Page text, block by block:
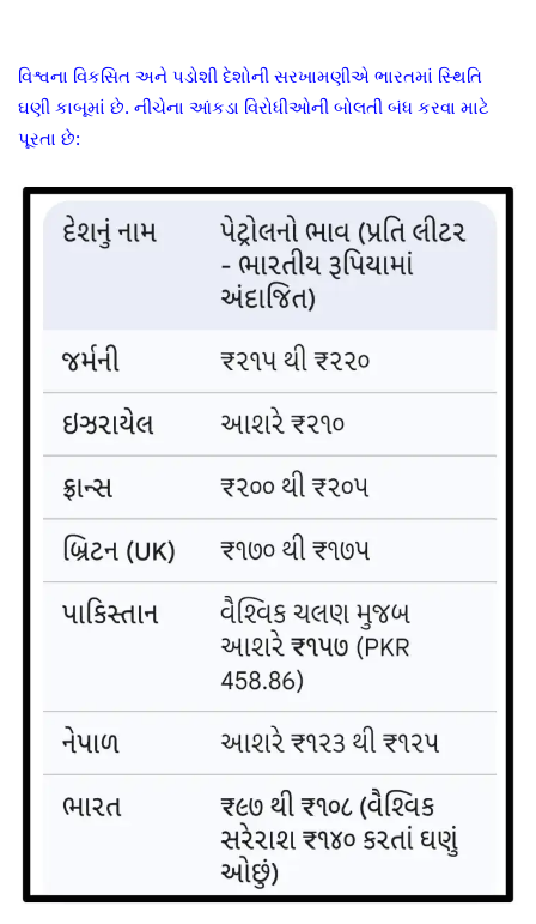
વિશ્વના વિકસિત અને પડોશી દેશોની સરખામણીએ ભારતમાં સ્થિતિ
ઘણી કાબૂમાં છે. નીચેના આંકડા વિરોધીઓની બોલતી બંધ કરવા માટે
પૂરતા છે: